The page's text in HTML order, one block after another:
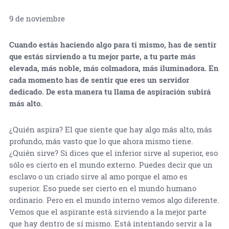
9 de noviembre
Cuando estás haciendo algo para ti mismo, has de sentir
que estás sirviendo a tu mejor parte, a tu parte más
elevada, más noble, más colmadora, más iluminadora. En
cada momento has de sentir que eres un servidor
dedicado. De esta manera tu llama de aspiración subirá
más alto.
¿Quién aspira? El que siente que hay algo más alto, más
profundo, más vasto que lo que ahora mismo tiene.
¿Quién sirve? Si dices que el inferior sirve al superior, eso
sólo es cierto en el mundo externo. Puedes decir que un
esclavo o un criado sirve al amo porque el amo es
superior. Eso puede ser cierto en el mundo humano
ordinario. Pero en el mundo interno vemos algo diferente.
Vemos que el aspirante está sirviendo a la mejor parte
que hay dentro de sí mismo. Está intentando servir a la